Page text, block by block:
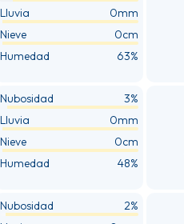
Lluvia
0mm
Nieve
0cm
Humedad
63%
Nubosidad
3%
Lluvia
0mm
Nieve
0cm
Humedad
48%
Nubosidad
2%